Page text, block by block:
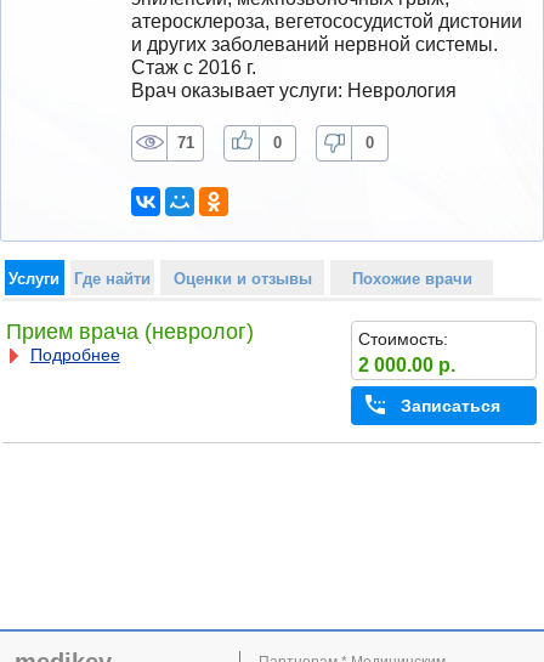
атеросклероза, вегетососудистой дистонии
и других заболеваний нервной системы.
Стаж с 2016 г.
Врач оказывает услуги: Неврология
71 0 0
Услуги Где найти Оценки и отзывы Похожие врачи
Прием врача (невролог)
Подробнее
Стоимость:
2 000.00 р.
Записаться